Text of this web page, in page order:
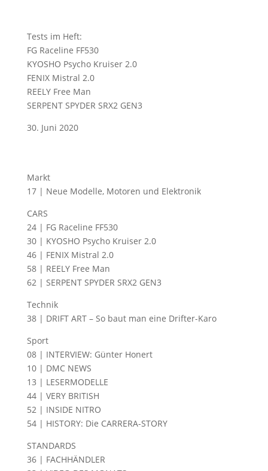
Tests im Heft:
FG Raceline FF530
KYOSHO Psycho Kruiser 2.0
FENIX Mistral 2.0
REELY Free Man
SERPENT SPYDER SRX2 GEN3
30. Juni 2020
Markt
17 | Neue Modelle, Motoren und Elektronik
CARS
24 | FG Raceline FF530
30 | KYOSHO Psycho Kruiser 2.0
46 | FENIX Mistral 2.0
58 | REELY Free Man
62 | SERPENT SPYDER SRX2 GEN3
Technik
38 | DRIFT ART – So baut man eine Drifter-Karo
Sport
08 | INTERVIEW: Günter Honert
10 | DMC NEWS
13 | LESERMODELLE
44 | VERY BRITISH
52 | INSIDE NITRO
54 | HISTORY: Die CARRERA-STORY
STANDARDS
36 | FACHHÄNDLER